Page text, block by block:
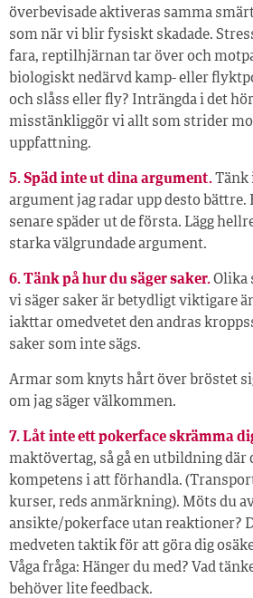
överbevisade aktiveras samma
som när vi blir fysiskt skadade.
fara, reptilhjärnan tar över och
biologiskt nedärvd kamp- eller
och slåss eller fly? Inträngda i det
misstänkliggör vi allt som strider
uppfattning.
5. Späd inte ut dina argument.Tänk
argument jag radar upp desto
senare späder ut de första. Lägg
starka välgrundade argument.
6. Tänk på hur du säger saker.Olika
vi säger saker är betydligt viktigare
iakttar omedvetet den andras
saker som inte sägs.
Armar som knyts hårt över bröstet
om jag säger välkommen.
7. Låt inte ett pokerface skrämma
maktövertag, så gå en utbildning där
kompetens i att förhandla.
kurser, reds anmärkning). Möts du
ansikte/pokerface utan reaktioner?
medveten taktik för att göra dig
Våga fråga: Hänger du med? Vad
behöver lite feedback.